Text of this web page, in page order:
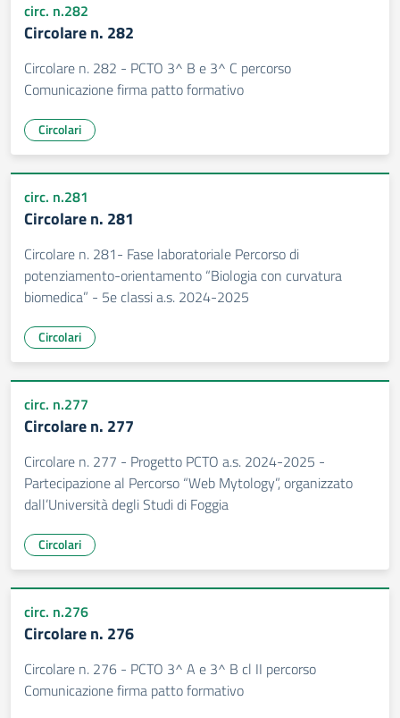
circ. n.282
Circolare n. 282
Circolare n. 282 - PCTO 3^ B e 3^ C percorso
Comunicazione firma patto formativo
Circolari
circ. n.281
Circolare n. 281
Circolare n. 281- Fase laboratoriale Percorso di
potenziamento-orientamento “Biologia con curvatura
biomedica” - 5e classi a.s. 2024-2025
Circolari
circ. n.277
Circolare n. 277
Circolare n. 277 - Progetto PCTO a.s. 2024-2025 -
Partecipazione al Percorso “Web Mytology”, organizzato
dall’Università degli Studi di Foggia
Circolari
circ. n.276
Circolare n. 276
Circolare n. 276 - PCTO 3^ A e 3^ B cl II percorso
Comunicazione firma patto formativo